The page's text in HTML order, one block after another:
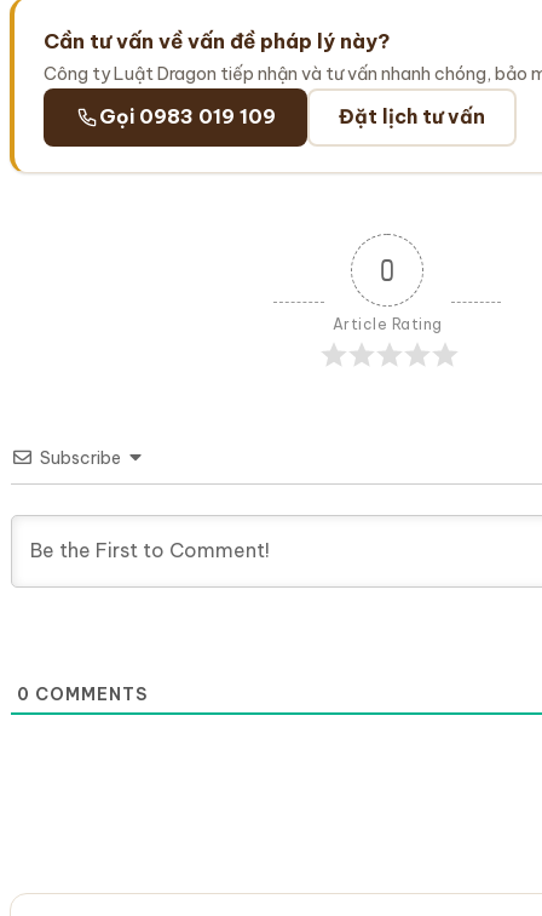
Cần tư vấn về vấn đề pháp lý này?
Công ty Luật Dragon tiếp nhận và tư vấn nhanh chóng, bảo
Gọi 0983 019 109 Đặt lịch tư vấn
0
Article Rating
Subscribe
0 COMMENTS